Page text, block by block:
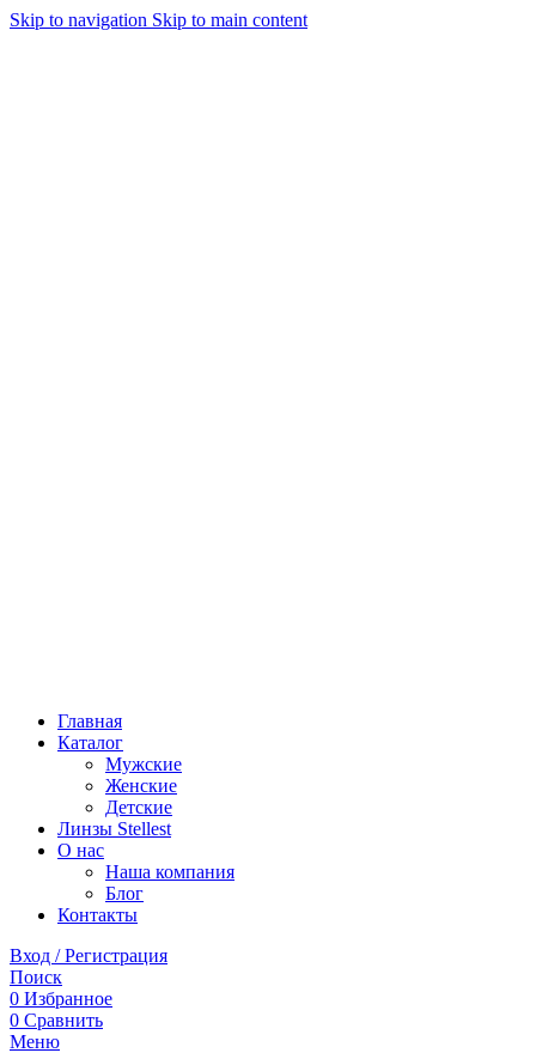
Skip to navigation Skip to main content
Главная
Каталог
Мужские
Женские
Детские
Линзы Stellest
О нас
Наша компания
Блог
Контакты
Вход / Регистрация
Поиск
0 Избранное
0 Сравнить
Меню